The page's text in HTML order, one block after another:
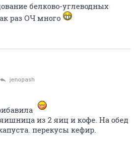
белково-углеводных
раз ОЧ много
jenopash
из 2 яиц и кофе. На обед
перекусы кефир.